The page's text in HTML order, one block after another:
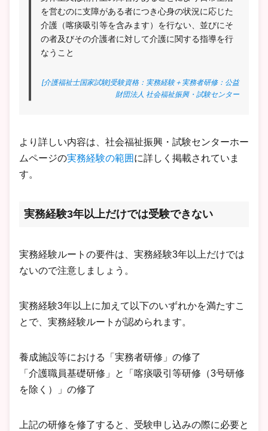
を営むのに支障がある者につき心身の状況に応じた
介護（喀痰吸引等を含みます）を行ない、並びにそ
の者及びその介護者に対して介護に関する指導を行
なうこと
[介護福祉士国家試験]受験資格：実務経験＋実務者研修：公益
財団法人 社会福祉振興・試験センター
より詳しい内容は、社会福祉振興・試験センターホー
ムページの実務経験の範囲 に詳しく掲載されていま
す。
実務経験3年以上だけでは受験できない
実務経験ルートの要件は、実務経験3年以上だけでは
ないので注意しましょう。
実務経験3年以上に加えて以下のいずれかを満たすこ
とで、実務経験ルートが認められます。
養成施設等における「実務者研修」の修了
「介護職員基礎研修」と「喀痰吸引等研修（3号研修
を除く）」の修了
上記の研修を修了すると、受験申し込みの際に必要と